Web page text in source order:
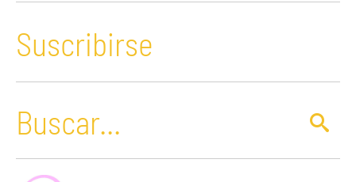
Suscribirse